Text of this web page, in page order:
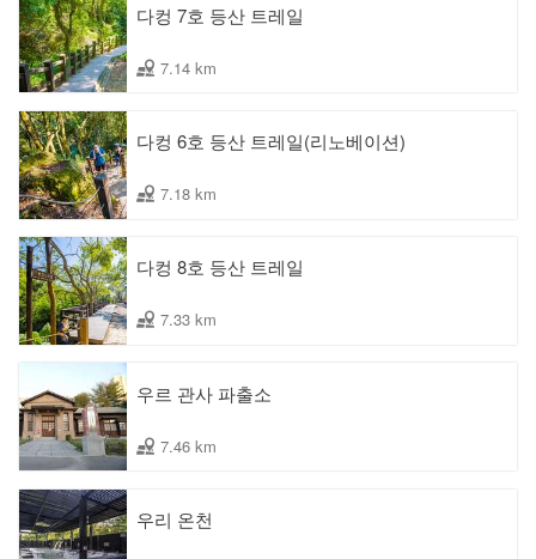
다컹 7호 등산 트레일
7.14 km
다컹 6호 등산 트레일(리노베이션)
7.18 km
다컹 8호 등산 트레일
7.33 km
우르 관사 파출소
7.46 km
우리 온천